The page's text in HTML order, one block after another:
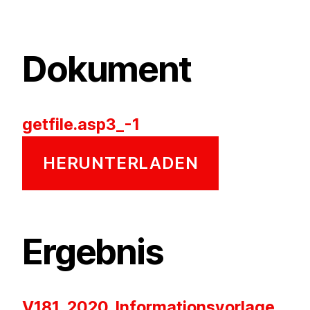
Dokument
getfile.asp3_-1
HERUNTERLADEN
Ergebnis